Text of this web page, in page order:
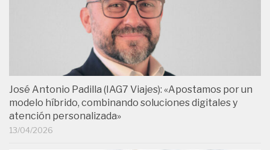
José Antonio Padilla (IAG7 Viajes): «Apostamos por un
modelo híbrido, combinando soluciones digitales y
atención personalizada»
13/04/2026